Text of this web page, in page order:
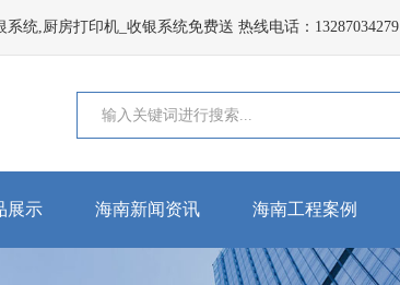
统,厨房打印机_收银系统免费送 热线电话：13287034279
展示 海南新闻资讯 海南工程案例